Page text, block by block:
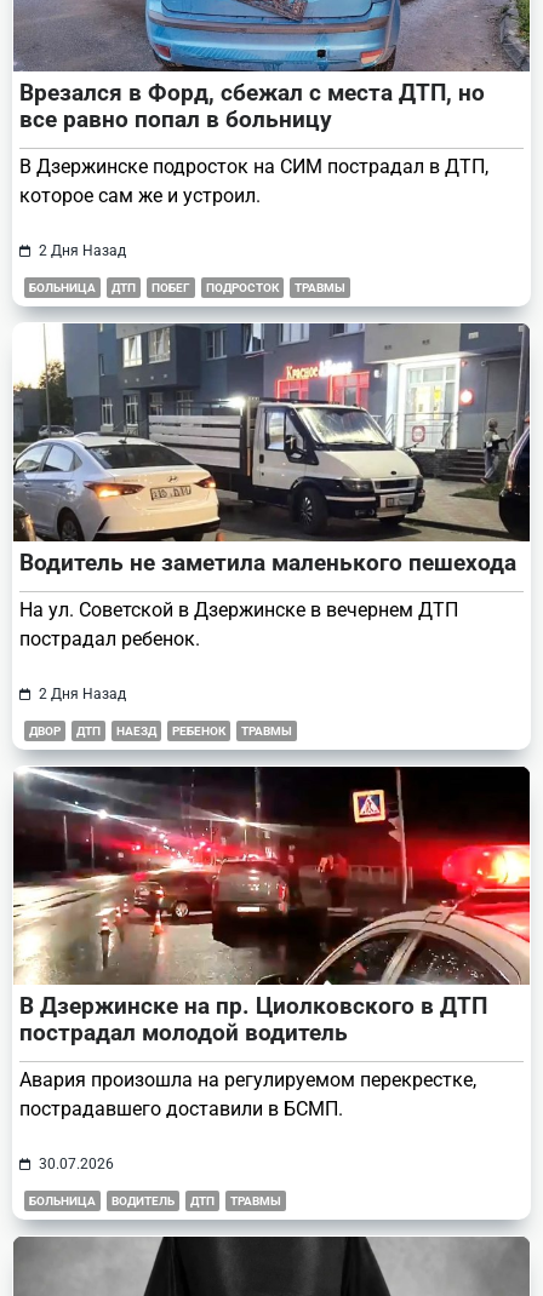
Врезался в Форд, сбежал с места ДТП, но
все равно попал в больницу
В Дзержинске подросток на СИМ пострадал в ДТП,
которое сам же и устроил.
2 Дня Назад
БОЛЬНИЦА ДТП ПОБЕГ ПОДРОСТОК ТРАВМЫ
Водитель не заметила маленького пешехода
На ул. Советской в Дзержинске в вечернем ДТП
пострадал ребенок.
2 Дня Назад
ДВОР ДТП НАЕЗД РЕБЕНОК ТРАВМЫ
В Дзержинске на пр. Циолковского в ДТП
пострадал молодой водитель
Авария произошла на регулируемом перекрестке,
пострадавшего доставили в БСМП.
30.07.2026
БОЛЬНИЦА ВОДИТЕЛЬ ДТП ТРАВМЫ